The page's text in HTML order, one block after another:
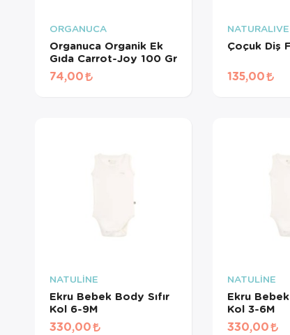
ORGANUCA
Organuca Organik Ek
Gıda Carrot-Joy 100 Gr
74,00
NATURALIVE
Çoçuk Diş
135,00
NATULİNE
Ekru Bebek Body Sıfır
Kol 6-9M
330,00
NATULİNE
Ekru
Kol 3-6M
330,00